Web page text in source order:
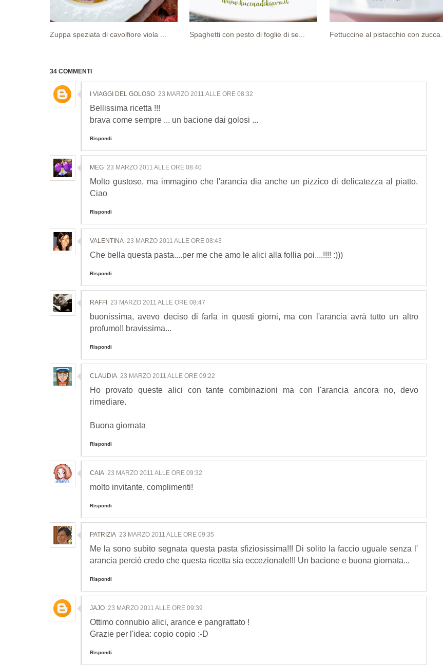
Zuppa speziata di cavolfiore viola ... Spaghetti con pesto di foglie di se... Fettuccine al pistacchio con zucca...
34 COMMENTI
I VIAGGI DEL GOLOSO 23 MARZO 2011 ALLE ORE 08:32
Bellissima ricetta !!!
brava come sempre ... un bacione dai golosi ...
Rispondi
MEG 23 MARZO 2011 ALLE ORE 08:40
Molto gustose, ma immagino che l'arancia dia anche un pizzico di delicatezza al piatto.
Ciao
Rispondi
VALENTINA 23 MARZO 2011 ALLE ORE 08:43
Che bella questa pasta....per me che amo le alici alla follia poi....!!!! :)))
Rispondi
RAFFI 23 MARZO 2011 ALLE ORE 08:47
buonissima, avevo deciso di farla in questi giorni, ma con l'arancia avrà tutto un altro
profumo!! bravissima...
Rispondi
CLAUDIA 23 MARZO 2011 ALLE ORE 09:22
Ho provato queste alici con tante combinazioni ma con l'arancia ancora no, devo
rimediare.
Buona giornata
Rispondi
CAIA 23 MARZO 2011 ALLE ORE 09:32
molto invitante, complimenti!
Rispondi
PATRIZIA 23 MARZO 2011 ALLE ORE 09:35
Me la sono subito segnata questa pasta sfiziosissima!!! Di solito la faccio uguale senza l'
arancia perciò credo che questa ricetta sia eccezionale!!! Un bacione e buona giornata...
Rispondi
JAJO 23 MARZO 2011 ALLE ORE 09:39
Ottimo connubio alici, arance e pangrattato !
Grazie per l'idea: copio copio :-D
Rispondi